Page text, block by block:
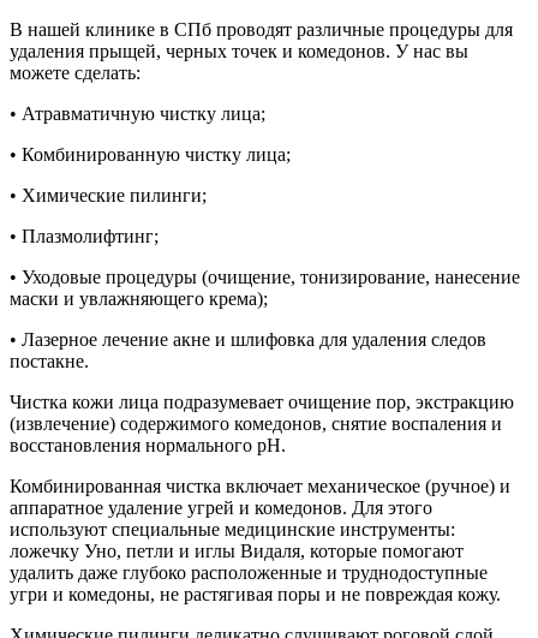
В нашей клинике в СПб проводят различные процедуры для
удаления прыщей, черных точек и комедонов. У нас вы
можете сделать:
• Атравматичную чистку лица;
• Комбинированную чистку лица;
• Химические пилинги;
• Плазмолифтинг;
• Уходовые процедуры (очищение, тонизирование, нанесение
маски и увлажняющего крема);
• Лазерное лечение акне и шлифовка для удаления следов
постакне.
Чистка кожи лица подразумевает очищение пор, экстракцию
(извлечение) содержимого комедонов, снятие воспаления и
восстановления нормального pH.
Комбинированная чистка включает механическое (ручное) и
аппаратное удаление угрей и комедонов. Для этого
используют специальные медицинские инструменты:
ложечку Уно, петли и иглы Видаля, которые помогают
удалить даже глубоко расположенные и труднодоступные
угри и комедоны, не растягивая поры и не повреждая кожу.